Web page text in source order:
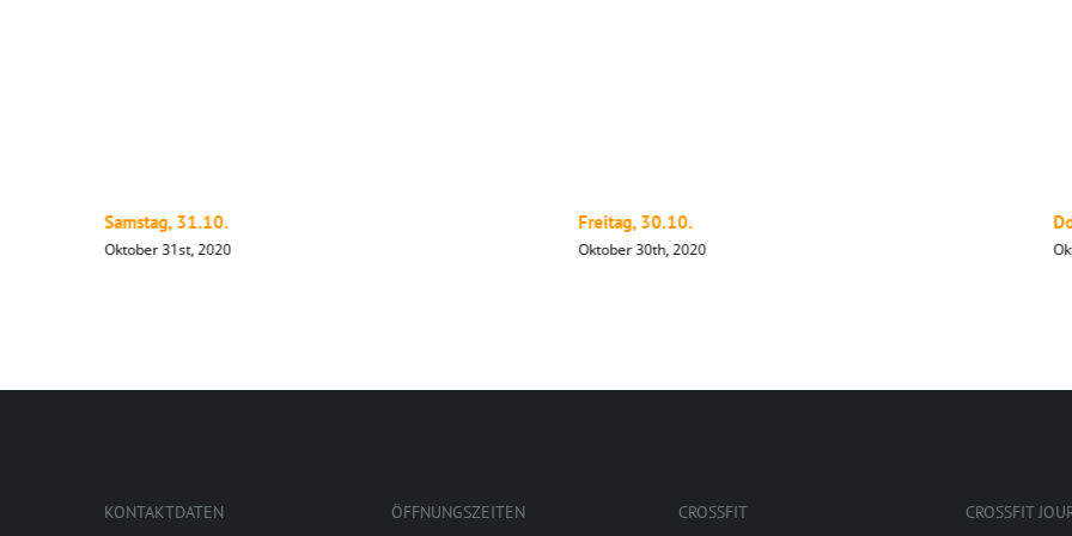
Samstag, 31.10.
Oktober 31st, 2020
Freitag, 30.10.
Oktober 30th, 2020
KONTAKTDATEN ÖFFNUNGSZEITEN CROSSFIT CROSSFIT